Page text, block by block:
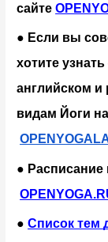
сайте
● Если вы
хотите узнать
английском и
видам Йоги
● Расписание
● Список тем